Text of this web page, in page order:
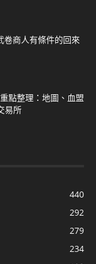
卷商人有條件的回來
點整理：地圖、血盟
易所
440
292
279
234